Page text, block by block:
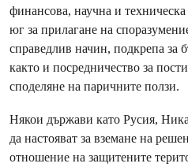
финансова, научна и
юг за прилагане на
справедлив начин, подкрепа за
както и посредничество за
споделяне на паричните ползи.
Някои държави като Русия,
да настояват за вземане на
отношение на защитените